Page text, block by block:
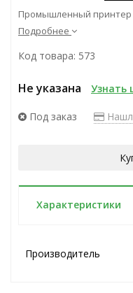
Промышленный принтер
Подробнее
Код товара: 573
Не указана Узнать
Под заказ
Характеристики
Производитель